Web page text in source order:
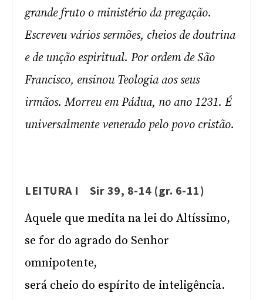
grande fruto o ministério da pregação.
Escreveu vários sermões, cheios de doutrina
e de unção espiritual. Por ordem de São
Francisco, ensinou Teologia aos seus
irmãos. Morreu em Pádua, no ano 1231. É
universalmente venerado pelo povo cristão.
LEITURA I Sir 39, 8-14 (gr. 6-11)
Aquele que medita na lei do Altíssimo,
se for do agrado do Senhor
omnipotente,
será cheio do espírito de inteligência.